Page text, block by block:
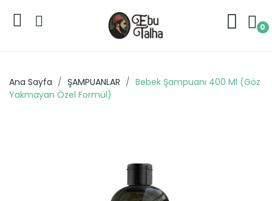
0
Ana Sayfa ŞAMPUANLAR
Bebek Şampuanı 400 Ml (Göz
Yakmayan Özel Formül)